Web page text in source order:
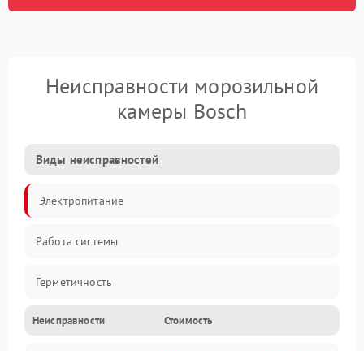
Неисправности морозильной
камеры Bosch
Виды неисправностей
Электропитание
Работа системы
Герметичность
Механика
Неисправности Стоимость